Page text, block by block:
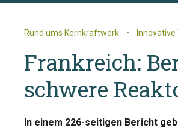
Rund ums Kernkraftwerk •
Frankreich:
schwere
In einem 226-seitigen Bericht